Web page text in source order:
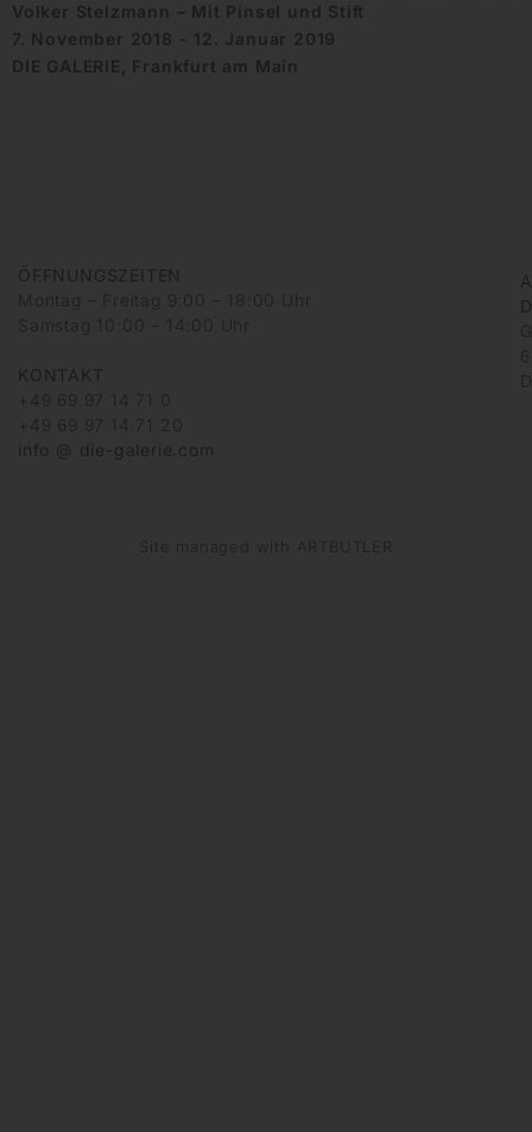
Volker Stelzmann – Mit Pinsel und Stift
7. November 2018 - 12. Januar 2019
DIE GALERIE, Frankfurt am Main
ÖFFNUNGSZEITEN
Montag – Freitag 9:00 – 18:00 Uhr
Samstag 10:00 – 14:00 Uhr
KONTAKT
+49 69 97 14 71 0
+49 69 97 14 71 20
info @ die-galerie.com
Site managed with ARTBUTLER